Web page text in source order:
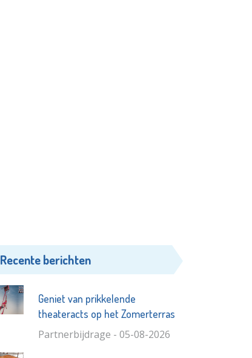
Recente berichten
Geniet van prikkelende
theateracts op het Zomerterras
Partnerbijdrage - 05-08-2026